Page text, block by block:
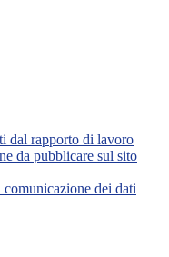
dal rapporto di lavoro
da pubblicare sul sito
comunicazione dei dati